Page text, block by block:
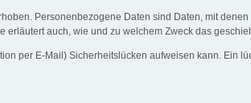
Personenbezogene Daten sind Daten, mit
auch, wie und zu welchem Zweck das
per E-Mail) Sicherheitslücken aufweisen kann. Ein